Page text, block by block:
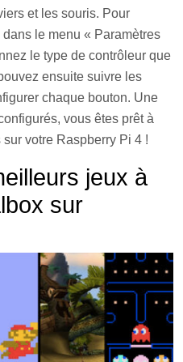
et les souris. Pour
le menu « Paramètres
le type de contrôleur que
ensuite suivre les
chaque bouton. Une
vous êtes prêt à
votre Raspberry Pi 4 !
jeux à
sur